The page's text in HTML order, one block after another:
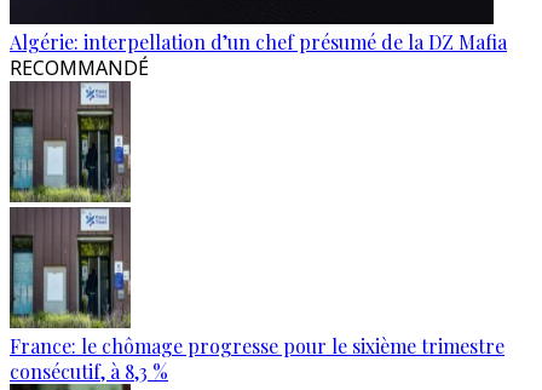
Algérie: interpellation d’un chef présumé de la DZ Mafia
RECOMMANDÉ
France: le chômage progresse pour le sixième trimestre
consécutif, à 8,3 %